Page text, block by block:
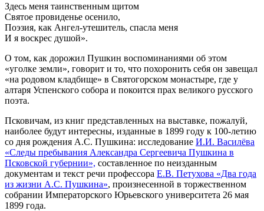
Здесь меня таинственным щитом
Святое провиденье осенило,
Поэзия, как Ангел-утешитель, спасла меня
И я воскрес душой».
О том, как дорожил Пушкин воспоминаниями об этом
«уголке земли», говорит и то, что похоронить себя он завещал
«на родовом кладбище» в Святогорском монастыре, где у
алтаря Успенского собора и покоится прах великого русского
поэта.
Псковичам, из книг представленных на выставке, пожалуй,
наиболее будут интересны, изданные в 1899 году к 100-летию
со дня рождения А.С. Пушкина: исследование И.И. Василёва
«Следы пребывания Александра Сергеевича Пушкина в
Псковской губернии», составленное по неизданным
документам и текст речи профессора Е.В. Петухова «Два года
из жизни А.С. Пушкина», произнесенной в торжественном
собрании Императорского Юрьевского университета 26 мая
1899 года.